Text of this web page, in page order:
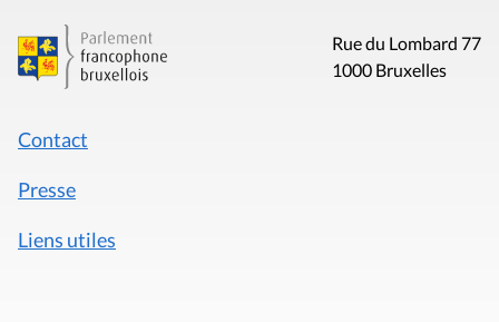
Rue du Lombard 77
1000 Bruxelles
Contact
Presse
Liens utiles